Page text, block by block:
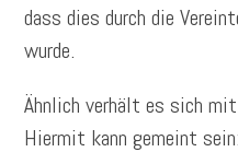
dass dies durch die
wurde.
Ähnlich verhält es sich
Hiermit kann gemeint sein: